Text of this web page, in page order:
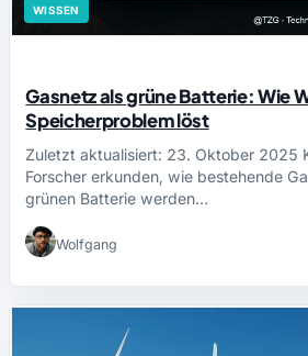
WISSEN
Gasnetz als grüne Batterie: Wie
Speicherproblem löst
Zuletzt aktualisiert: 23. Oktober 2025
Forscher erkunden, wie bestehende
grünen Batterie werden…
Wolfgang